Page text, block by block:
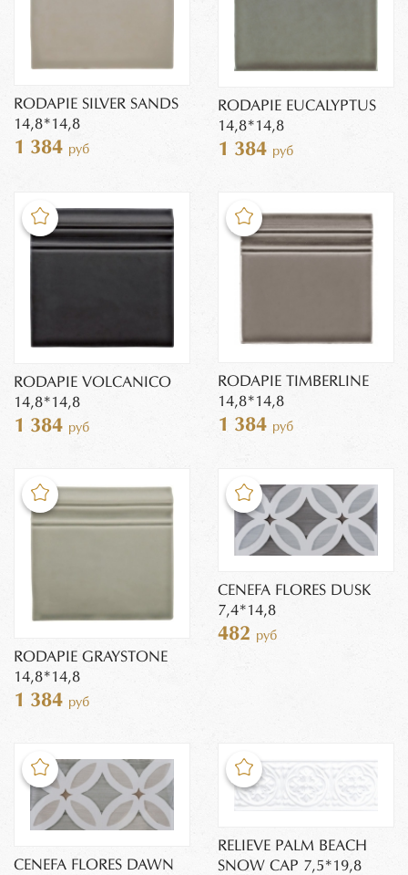
RODAPIE SILVER SANDS
14,8*14,8
1 384 руб
RODAPIE EUCALYPTUS
14,8*14,8
1 384 руб
RODAPIE VOLCANICO
14,8*14,8
1 384 руб
RODAPIE TIMBERLINE
14,8*14,8
1 384 руб
RODAPIE GRAYSTONE
14,8*14,8
1 384 руб
CENEFA FLORES DUSK
7,4*14,8
482 руб
CENEFA FLORES DAWN
RELIEVE PALM BEACH
SNOW CAP 7,5*19,8